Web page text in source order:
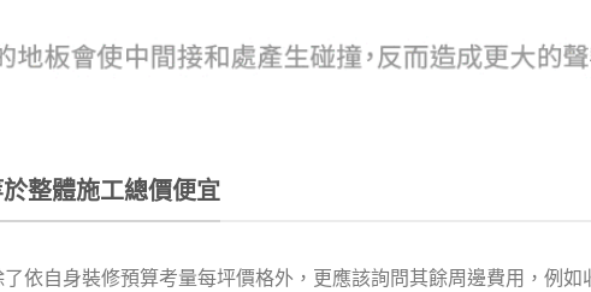
整體施工總價便宜
依自身裝修預算考量每坪價格外，更應該詢問其餘周邊費用，例如